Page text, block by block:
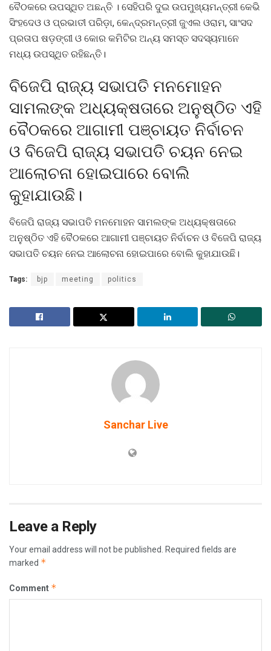
ବୈଠକରେ ଉପସ୍ଥିତ ଅଛନ୍ତି । ସେହିପରି ଦୁଇ ଉପମୁଖ୍ୟମନ୍ତ୍ରୀ କେଭି
ସିଂହଦେଓ ଓ ପ୍ରଭାତୀ ପରିଡ଼ା, କେନ୍ଦ୍ରମନ୍ତ୍ରୀ ଜୁଏଲ ଓରାମ, ସାଂସଦ
ପ୍ରତାପ ଷଡ଼ଙ୍ଗୀ ଓ କୋର କମିଟିର ଅନ୍ୟ ସମସ୍ତ ସଦସ୍ୟମାନେ
ମଧ୍ୟ ଉପସ୍ଥିତ ରହିଛନ୍ତି।
ବିଜେପି ରାଜ୍ୟ ସଭାପତି ମନମୋହନ
ସାମଲଙ୍କ ଅଧ୍ୟକ୍ଷତାରେ ଅନୁଷ୍ଠିତ ଏହି
ବୈଠକରେ ଆଗାମୀ ପଞ୍ଚ‌ାୟତ ନିର୍ବାଚନ
ଓ ବିଜେପି ରାଜ୍ୟ ସଭାପତି ଚୟନ ନେଇ
ଆଲୋଚନା ହୋଇପାରେ ବୋଲି
କୁହାଯାଉଛି।
ବିଜେପି ରାଜ୍ୟ ସଭାପତି ମନମୋହନ ସାମଲଙ୍କ ଅଧ୍ୟକ୍ଷତାରେ
ଅନୁଷ୍ଠିତ ଏହି ବୈଠକରେ ଆଗାମୀ ପଞ୍ଚ‌ାୟତ ନିର୍ବାଚନ ଓ ବିଜେପି ରାଜ୍ୟ
ସଭାପତି ଚୟନ ନେଇ ଆଲୋଚନା ହୋଇପାରେ ବୋଲି କୁହାଯାଉଛି।
Tags: bjp meeting politics
Sanchar Live
Leave a Reply
Your email address will not be published.
Required fields are
marked *
Comment *